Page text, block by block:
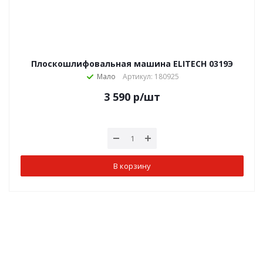
Плоскошлифовальная машина ELITECH 0319Э
Мало Артикул: 180925
3 590 р/шт
В корзину